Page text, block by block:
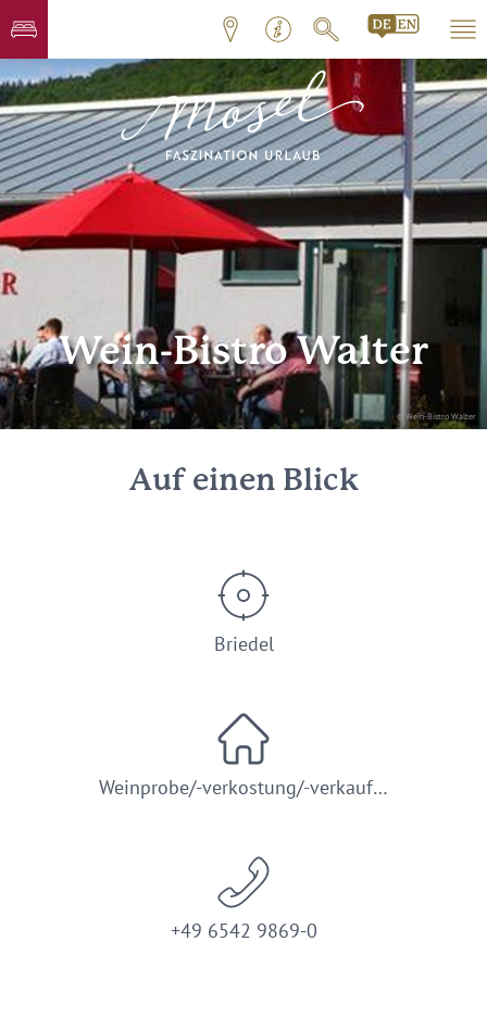
© Wein-Bistro Walter
Wein-Bistro Walter
Auf einen Blick
Briedel
Weinprobe/-verkostung/-verkauf…
+49 6542 9869-0